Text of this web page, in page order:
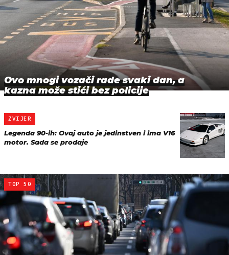
Ovo mnogi vozači rade svaki dan, a
kazna može stići bez policije
ZVIJER
Legenda 90-ih: Ovaj auto je jedinstven i ima V16
motor. Sada se prodaje
TOP 50